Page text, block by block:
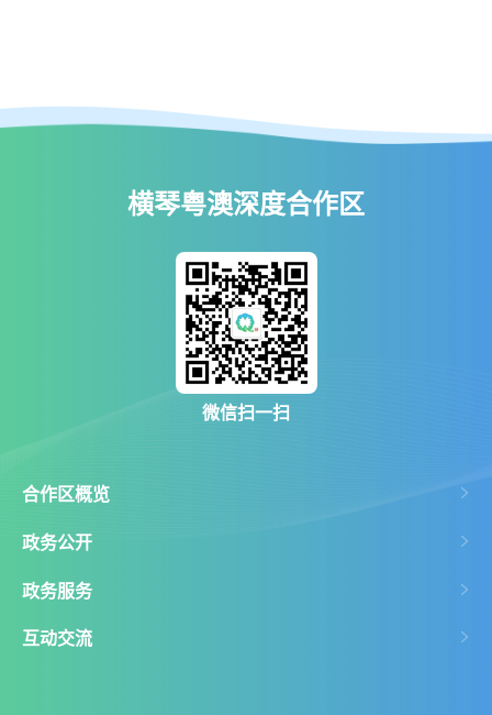
横琴粤澳深度合作区
微信扫一扫
合作区概览
政务公开
政务服务
互动交流